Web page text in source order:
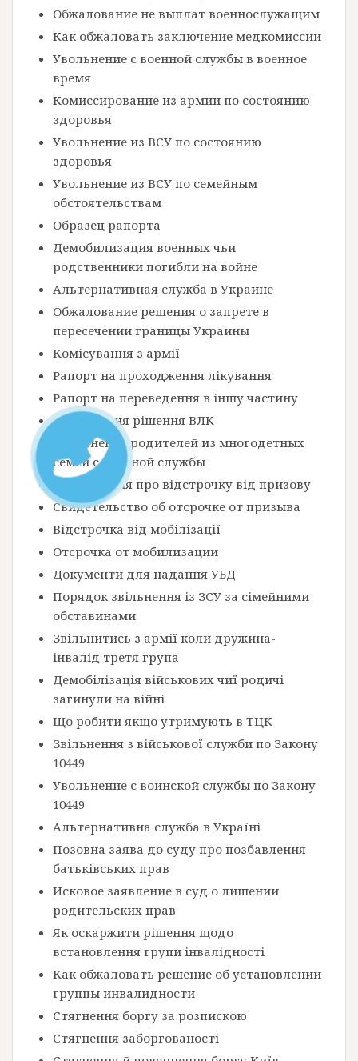
Обжалование не выплат военнослужащим
Как обжаловать заключение медкомиссии
Увольнение с военной службы в военное
время
Комиссирование из армии по состоянию
здоровья
Увольнение из ВСУ по состоянию
здоровья
Увольнение из ВСУ по семейным
обстоятельствам
Образец рапорта
Демобилизация военных чьи
родственники погибли на войне
Альтернативная служба в Украине
Обжалование решения о запрете в
пересечении границы Украины
Комісування з армії
Рапорт на проходження лікування
Рапорт на переведення в іншу частину
Оскарження рішення ВЛК
Увольнение родителей из многодетных
семей с военной службы
Посвідчення про відстрочку від призову
Свидетельство об отсрочке от призыва
Відстрочка від мобілізації
Отсрочка от мобилизации
Документи для надання УБД
Порядок звільнення із ЗСУ за сімейними
обставинами
Звільнитись з армії коли дружина-
інвалід третя група
Демобілізація військових чиї родичі
загинули на війні
Що робити якщо утримують в ТЦК
Звільнення з військової служби по Закону
10449
Увольнение с воинской службы по Закону
10449
Альтернативна служба в Україні
Позовна заява до суду про позбавлення
батьківських прав
Исковое заявление в суд о лишении
родительских прав
Як оскаржити рішення щодо
встановлення групи інвалідності
Как обжаловать решение об установлении
группы инвалидности
Стягнення боргу за розпискою
Стягнення заборгованості